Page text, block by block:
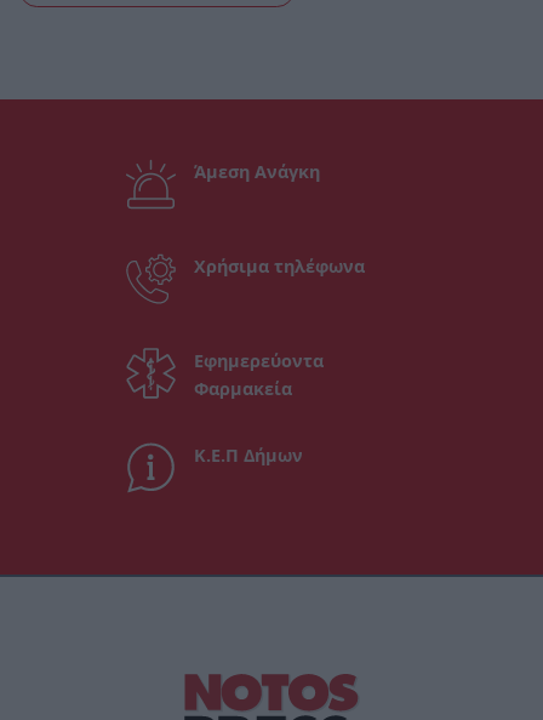
Άμεση Ανάγκη
Χρήσιμα τηλέφωνα
Εφημερεύοντα
Φαρμακεία
Κ.Ε.Π Δήμων